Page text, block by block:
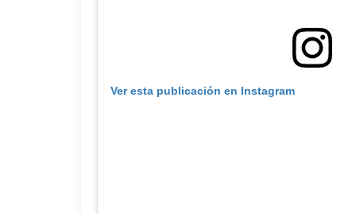
Ver esta publicación en Instagram